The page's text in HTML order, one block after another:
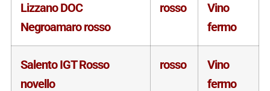
Lizzano DOC
Negroamaro rosso
rosso
Vino
fermo
Salento IGT Rosso
novello
rosso
Vino
fermo